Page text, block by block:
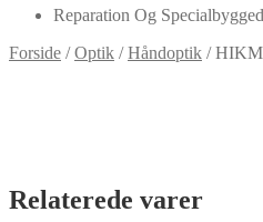
Reparation Og
Forside /Optik /Håndoptik /
Relaterede varer